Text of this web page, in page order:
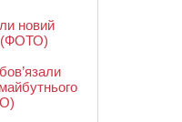
новий
(ФОТО)